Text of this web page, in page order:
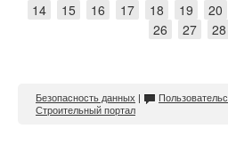
14
15 16 17 18 19 20
26
27 28
Безопасность данных |
Строительный портал